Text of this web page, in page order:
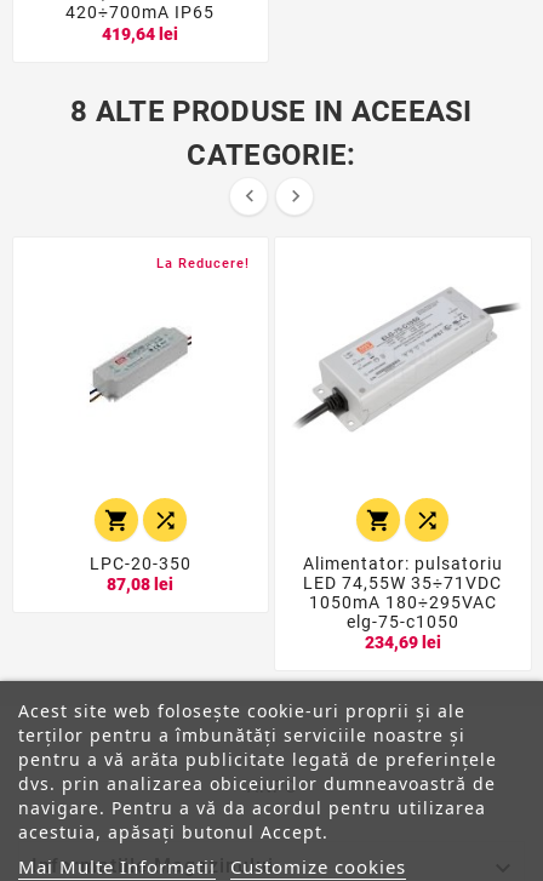
420÷700mA IP65
419,64 lei
8 ALTE PRODUSE IN ACEEASI
CATEGORIE:
 
La Reducere!
 
LPC-20-350
87,08 lei
 
Alimentator: pulsatoriu
LED 74,55W 35÷71VDC
1050mA 180÷295VAC
elg-75-c1050
234,69 lei
ANPC
Informatiile Magazinului
Acest site web folosește cookie-uri proprii și ale
terților pentru a îmbunătăți serviciile noastre și
pentru a vă arăta publicitate legată de preferințele
dvs. prin analizarea obiceiurilor dumneavoastră de
navigare. Pentru a vă da acordul pentru utilizarea
acestuia, apăsați butonul Accept.
Mai Multe Informatii Customize cookies